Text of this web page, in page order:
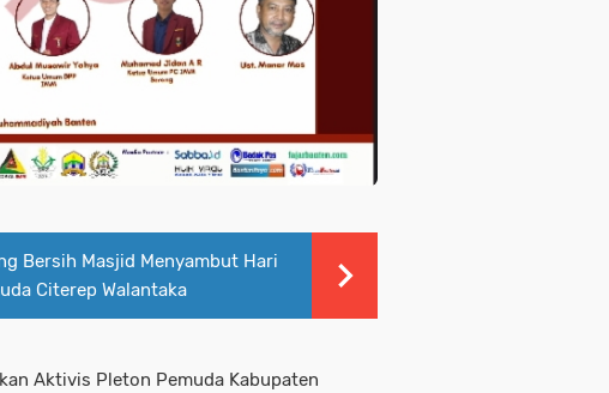
Bersih Masjid Menyambut Hari
Citerep Walantaka
Aktivis Pleton Pemuda Kabupaten